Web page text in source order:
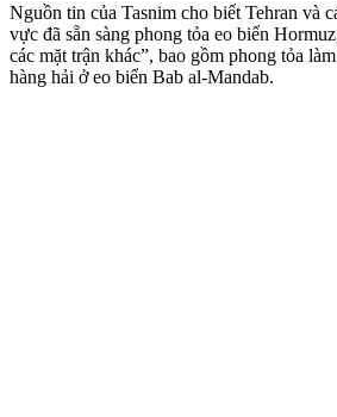
Nguồn tin của Tasnim cho biết Tehran và
vực đã sẵn sàng phong tỏa eo biển
các mặt trận khác”, bao gồm phong tỏa
hàng hải ở eo biển Bab al-Mandab.